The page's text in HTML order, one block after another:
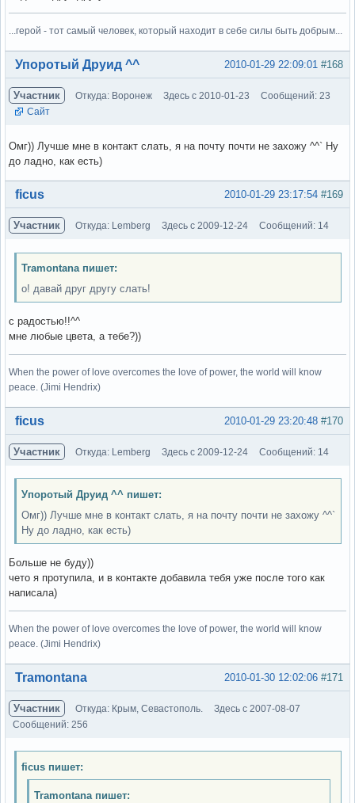
...герой - тот самый человек, который находит в себе силы быть добрым...
Вне форума #168
2010-01-29 22:09:01
Упоротый Друид ^^
Участник Откуда: Воронеж Здесь с 2010-01-23
Сообщений: 23
Сайт
Омг)) Лучше мне в контакт слать, я на почту почти не захожу ^^` Ну
до ладно, как есть)
Вне форума #169
2010-01-29 23:17:54
ficus
Участник Откуда: Lemberg Здесь с 2009-12-24 Сообщений: 14
Tramontana пишет:
о! давай друг другу слать!
с радостью!!^^
мне любые цвета, а тебе?))
When the power of love overcomes the love of power, the world will know
peace. (Jimi Hendrix)
Вне форума #170
2010-01-29 23:20:48
ficus
Участник Откуда: Lemberg Здесь с 2009-12-24 Сообщений: 14
Упоротый Друид ^^ пишет:
Омг)) Лучше мне в контакт слать, я на почту почти не захожу ^^`
Ну до ладно, как есть)
Больше не буду))
чето я протупила, и в контакте добавила тебя уже после того как
написала)
When the power of love overcomes the love of power, the world will know
peace. (Jimi Hendrix)
Вне форума #171
2010-01-30 12:02:06
Tramontana
Участник Откуда: Крым, Севастополь.
Здесь с 2007-08-07
Сообщений: 256
ficus пишет:
Tramontana пишет: